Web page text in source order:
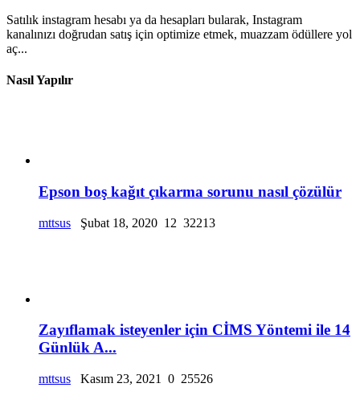
Satılık instagram hesabı ya da hesapları bularak, Instagram
kanalınızı doğrudan satış için optimize etmek, muazzam ödüllere yol
aç...
Nasıl Yapılır
Epson boş kağıt çıkarma sorunu nasıl çözülür
mttsus Şubat 18, 2020 12 32213
Zayıflamak isteyenler için CİMS Yöntemi ile 14
Günlük A...
mttsus Kasım 23, 2021 0 25526